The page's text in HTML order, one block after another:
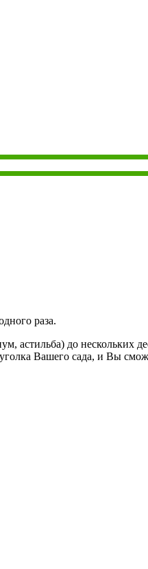
раза.
астильба) до нескольких
Вашего сада, и Вы